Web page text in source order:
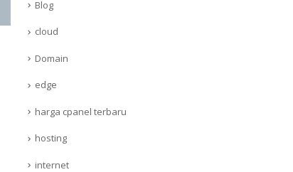
Blog
cloud
Domain
edge
harga cpanel terbaru
hosting
internet